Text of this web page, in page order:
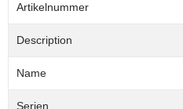
Artikelnummer
Description
Name
Serien